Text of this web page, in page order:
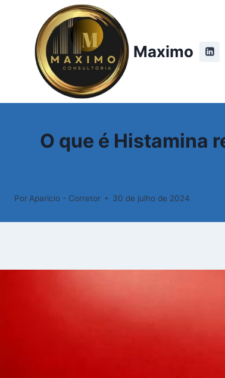
Conteúdo
Maximo
O que é Histamina
Por Aparicio - Corretor 30 de julho de 2024